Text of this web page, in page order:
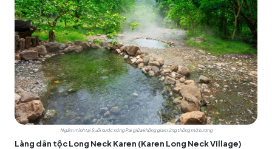
Ngâm mình tại Suối nước nóng Pai giữa không gian rừng thông mờ sương
Làng dân tộc Long Neck Karen (Karen Long Neck Village)